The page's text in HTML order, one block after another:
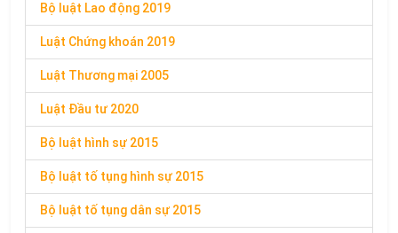
Bộ luật Lao động 2019
Luật Chứng khoán 2019
Luật Thương mại 2005
Luật Đầu tư 2020
Bộ luật hình sự 2015
Bộ luật tố tụng hình sự 2015
Bộ luật tố tụng dân sự 2015